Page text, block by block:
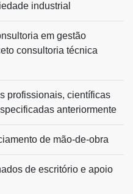
industrial
em gestão
consultoria técnica
profissionais, científicas
anteriormente
de mão-de-obra
de escritório e apoio